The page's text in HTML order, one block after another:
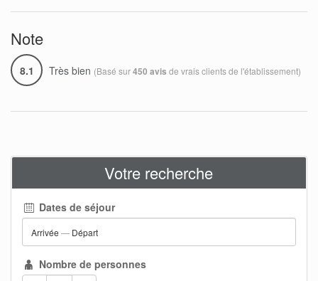
Note
8.1 Très bien (Basé sur450 avis de vrais clients de l'établissement)
Votre recherche
Dates de séjour
Arrivée — Départ
Nombre de personnes